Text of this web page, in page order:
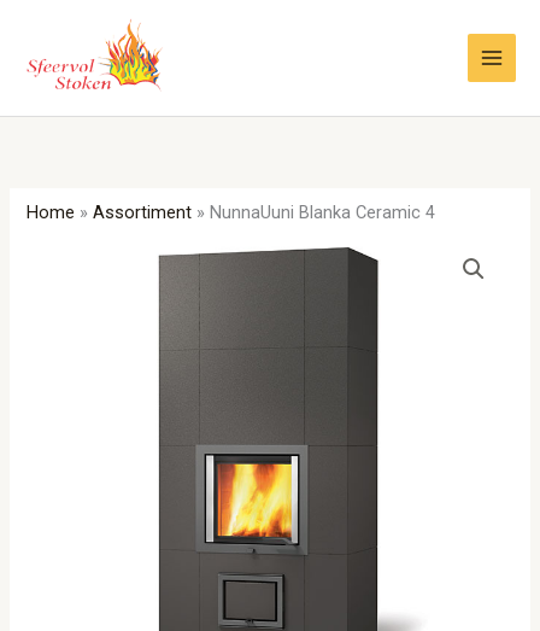
inhoud
Home »Assortiment » NunnaUuni Blanka Ceramic 4